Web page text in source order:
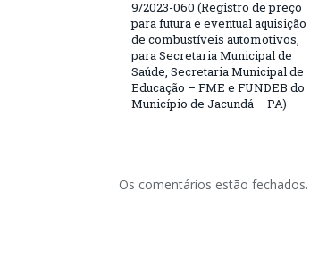
9/2023-060 (Registro de preço
para futura e eventual aquisição
de combustíveis automotivos,
para Secretaria Municipal de
Saúde, Secretaria Municipal de
Educação – FME e FUNDEB do
Município de Jacundá – PA)
Os comentários estão fechados.